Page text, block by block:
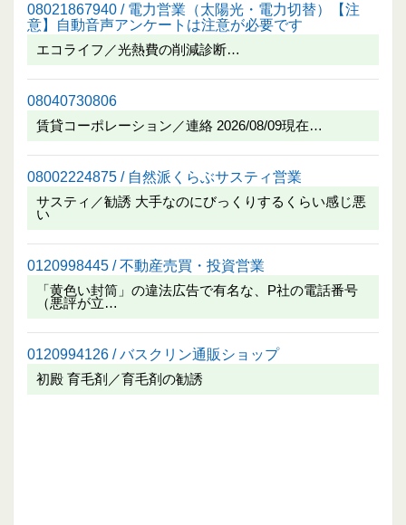
08021867940 / 電力営業（太陽光・電力切替）【注
意】自動音声アンケートは注意が必要です
エコライフ／光熱費の削減診断…
08040730806
賃貸コーポレーション／連絡 2026/08/09現在…
08002224875 / 自然派くらぶサスティ営業
サスティ／勧誘 大手なのにびっくりするくらい感じ悪
い
0120998445 / 不動産売買・投資営業
「黄色い封筒」の違法広告で有名な、P社の電話番号
（悪評が立…
0120994126 / バスクリン通販ショップ
初殿 育毛剤／育毛剤の勧誘